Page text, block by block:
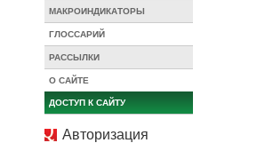
МАКРОИНДИКАТОРЫ
ГЛОССАРИЙ
РАССЫЛКИ
О САЙТЕ
ДОСТУП К САЙТУ
Авторизация